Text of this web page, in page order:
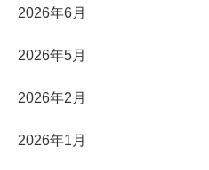
2026年6月
2026年5月
2026年2月
2026年1月